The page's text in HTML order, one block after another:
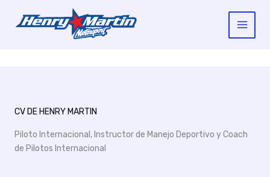
CV DE HENRY MARTIN
Piloto Internacional, Instructor de Manejo Deportivo y Coach
de Pilotos Internacional